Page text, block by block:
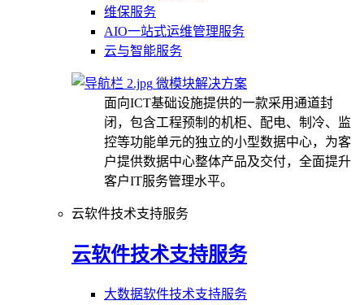
维保服务
AIO一站式运维管理服务
云与智能服务
微模块解决方案
面向ICT基础设施提供的一款采用通道封
闭，包含工程预制的机柜、配电、制冷、监
控等功能单元的独立的小型数据中心，为客
户提供数据中心整体产品及交付，全面提升
客户IT服务管理水平。
云软件技术支持服务
云软件技术支持服务
大数据软件技术支持服务